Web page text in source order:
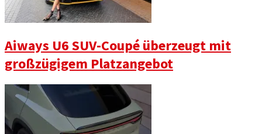
Aiways U6 SUV-Coupé überzeugt mit
großzügigem Platzangebot